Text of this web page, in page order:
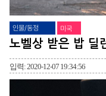
인물/동정 미국
노벨상 받은 밥 딜
입력: 2020-12-07 19:34:56